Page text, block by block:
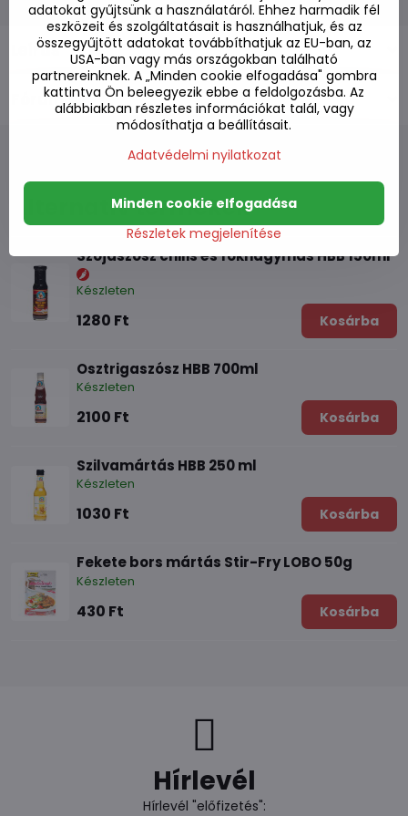
Leírás
Fórum 0
Alternatív termékek
Szójaszósz chilis és fokhagymás HBB 150ml
Készleten
1280 Ft Kosárba
Osztrigaszósz HBB 700ml
Készleten
2100 Ft Kosárba
Szilvamártás HBB 250 ml
Készleten
1030 Ft Kosárba
Fekete bors mártás Stir-Fry LOBO 50g
Készleten
430 Ft Kosárba
Hírlevél
Hírlevél "előfizetés":
adatokat gyűjtsünk a használatáról. Ehhez harmadik fél
eszközeit és szolgáltatásait is használhatjuk, és az
összegyűjtött adatokat továbbíthatjuk az EU-ban, az
USA-ban vagy más országokban található
partnereinknek. A „Minden cookie elfogadása" gombra
kattintva Ön beleegyezik ebbe a feldolgozásba. Az
alábbiakban részletes információkat talál, vagy
módosíthatja a beállításait.
Adatvédelmi nyilatkozat
Részletek megjelenítése
Minden cookie elfogadása